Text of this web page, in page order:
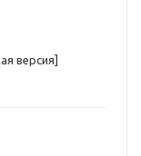
версия]